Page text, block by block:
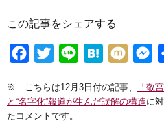
この記事をシェアする
c
e
i
t
n
H
t
M
x
s
※ こちらは12月3日付の記事、
「敬
と“名字化”報道が生んだ誤解の構造に
たコメントです。